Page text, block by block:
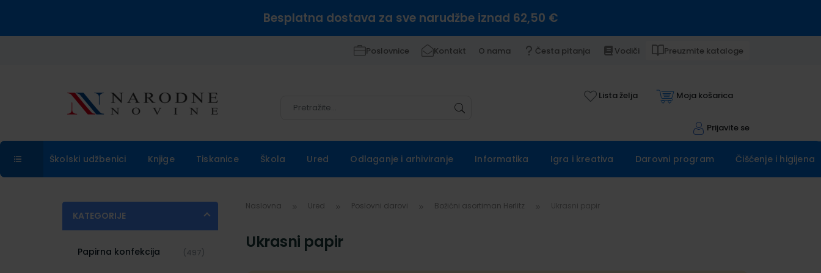
Besplatna dostava za sve narudžbe iznad 62,50 €
Poslovnice Kontakt O nama Česta pitanja Vodiči Preuzmite kataloge
Lista želja Moja košarica
Prijavite se
Školski udžbenici Knjige Tiskanice Škola Ured Odlaganje i arhiviranje Informatika Igra i kreativa Darovni program Čišćenje i higijena
KATEGORIJE
Papirna konfekcija (497)
Naslovna Ured Poslovni darovi Božićni asortiman Herlitz
Ukrasni papir